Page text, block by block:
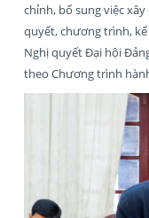
chỉnh, bổ sung việc
quyết, chương trình,
Nghị quyết Đại hội
theo Chương trình